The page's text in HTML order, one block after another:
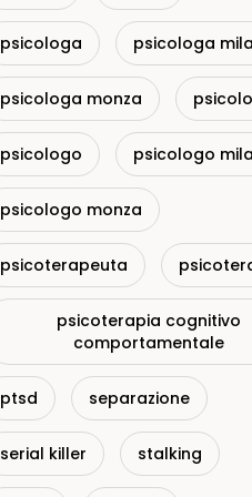
psicologa psicologa
psicologa monza
psicologo psicologo
psicologo monza
psicoterapeuta
psicoterapia cognitivo
comportamentale
ptsd separazione
serial killer stalking